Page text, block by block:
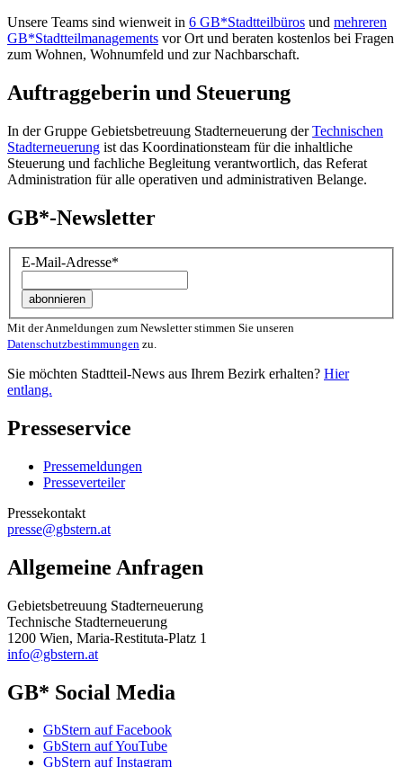
Unsere Teams sind wienweit in 6 GB*Stadtteilbüros und mehreren
GB*Stadtteilmanagements vor Ort und beraten kostenlos bei Fragen
zum Wohnen, Wohnumfeld und zur Nachbarschaft.
Auftraggeberin und Steuerung
In der Gruppe Gebietsbetreuung Stadterneuerung derTechnischen
Stadterneuerung ist das Koordinationsteam für die inhaltliche
Steuerung und fachliche Begleitung verantwortlich, das Referat
Administration für alle operativen und administrativen Belange.
GB*-Newsletter
E-Mail-Adresse*
Mit der Anmeldungen zum Newsletter stimmen Sie unseren
Datenschutzbestimmungen zu.
Sie möchten Stadtteil-News aus Ihrem Bezirk erhalten? Hier
entlang.
Presseservice
Pressemeldungen
Presseverteiler
Pressekontakt
presse@gbstern.at
Allgemeine Anfragen
Gebietsbetreuung Stadterneuerung
Technische Stadterneuerung
1200 Wien, Maria-Restituta-Platz 1
info@gbstern.at
GB* Social Media
GbStern auf Facebook
GbStern auf YouTube
GbStern auf Instagram